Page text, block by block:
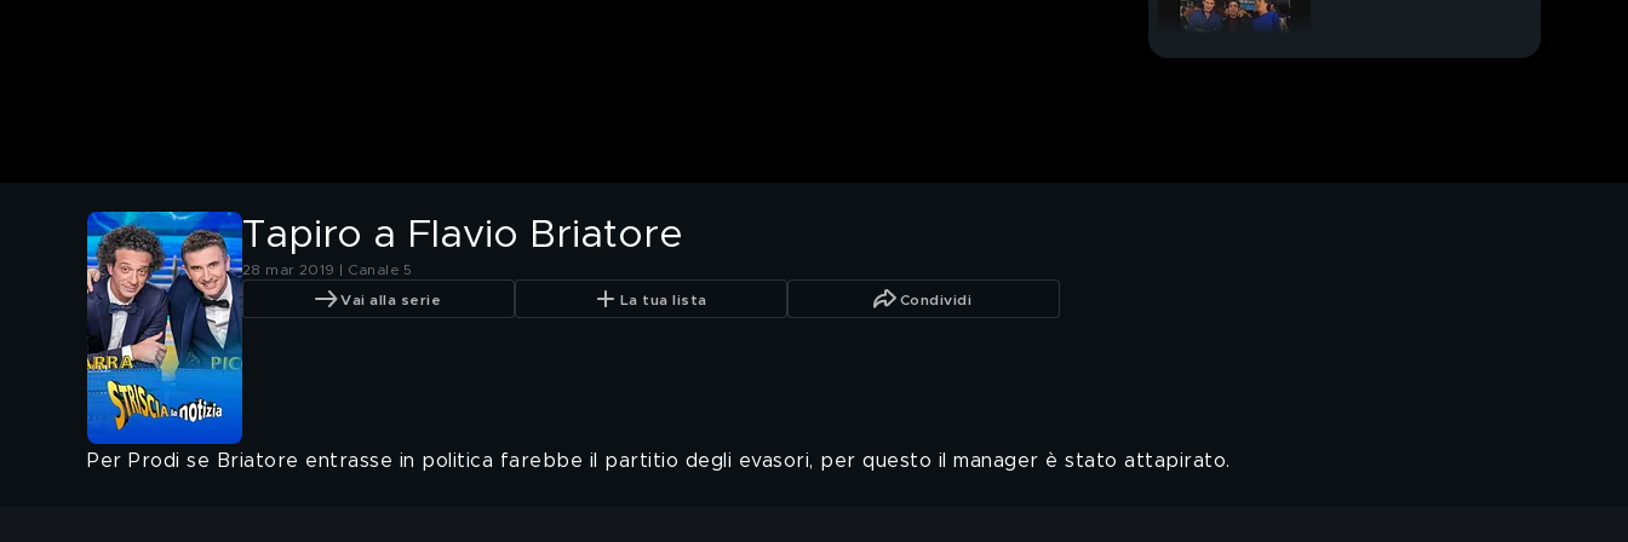
Tapiro a Flavio Briatore
28 mar 2019 | Canale 5
Vai alla serie La tua lista Condividi
Per Prodi se Briatore entrasse in politica farebbe il partitio degli evasori, per questo il manager è stato attapirato.